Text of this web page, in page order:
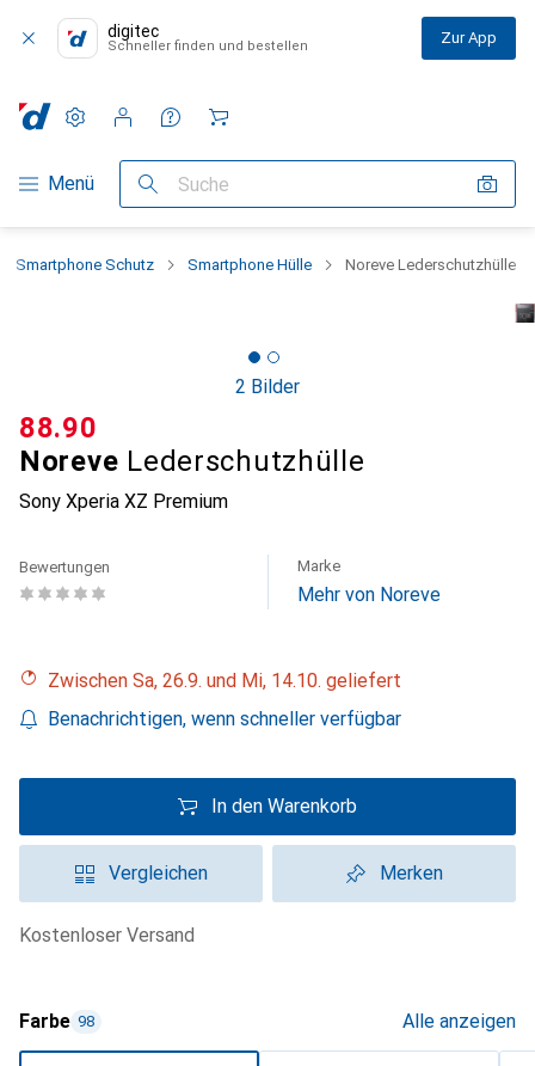
digitec
Schneller finden und bestellen Zur App
Navigation nach Kategorien
Menü Suche
Einstellungen
Kundenkonto
Vergleichslisten
Merklisten
Warenkorb
Smartphone Schutz Smartphone Hülle Noreve Lederschutzhülle
2 Bilder
Noreve Lederschutzhülle
Sony Xperia XZ Premium
CHF
88.90
Bewertungen Marke
Mehr von Noreve
Zwischen Sa, 26.9. und Mi, 14.10. geliefert
Benachrichtigen, wenn schneller verfügbar
In den Warenkorb
Vergleichen Merken
kostenloser Versand
Farbe 98 Alle anzeigen